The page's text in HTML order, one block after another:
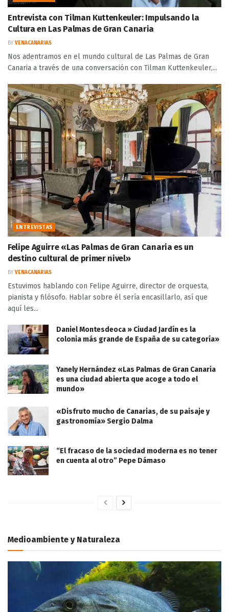
Entrevista con Tilman Kuttenkeuler: Impulsando la
Cultura en Las Palmas de Gran Canaria
BY VENACANARIAS
Nos adentramos en el mundo cultural de Las Palmas de Gran
Canaria a través de una conversación con Tilman Kuttenkeuler,...
ENTREVISTAS
Felipe Aguirre «Las Palmas de Gran Canaria es un
destino cultural de primer nivel»
BY VENACANARIAS
Estuvimos hablando con Felipe Aguirre, director de orquesta,
pianista y filósofo. Hablar sobre él sería encasillarlo, así que
aquí les...
Daniel Montesdeoca » Ciudad Jardín es la
colonia más grande de España de su categoría»
Yanely Hernández «Las Palmas de Gran Canaria
es una ciudad abierta que acoge a todo el
mundo»
«Disfruto mucho de Canarias, de su paisaje y
gastronomía» Sergio Dalma
“El fracaso de la sociedad moderna es no tener
en cuenta al otro” Pepe Dámaso
Medioambiente y Naturaleza